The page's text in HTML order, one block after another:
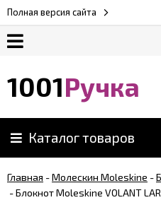
Полная версия сайта
Возврат
1001Ручка
Каталог товаров
Главная -Молескин Moleskine -
-Блокнот Moleskine VOLANT